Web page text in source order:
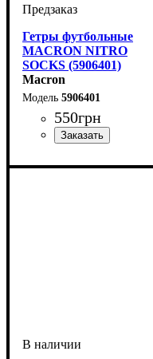
Гетры футбольные
MACRON NITRO
SOCKS (5906401)
Macron
5906401
550грн
Унисекс, Мужской